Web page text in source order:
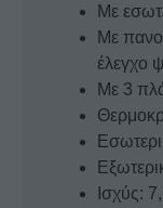
Με
Με
έλεγχο
Με 3
Ισχύς: